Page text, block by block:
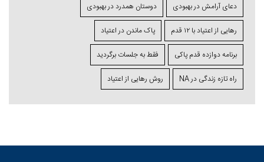
دعای آرامش در بهبودی دوستان همدرد در بهبودی
رهایی از اعتیاد با ۱۲ قدم پاک ماندن در اعتیاد
برنامه دوازده قدم پاکی فقط به جلسات برگردید
راه تازه زندگی در NA روش رهایی از اعتیاد